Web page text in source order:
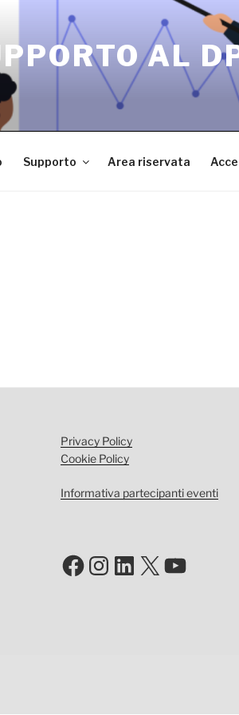
AL
Supporto Area riservata
Privacy Policy
Cookie Policy
Informativa partecipanti eventi
Facebook
Instagram
LinkedIn
X